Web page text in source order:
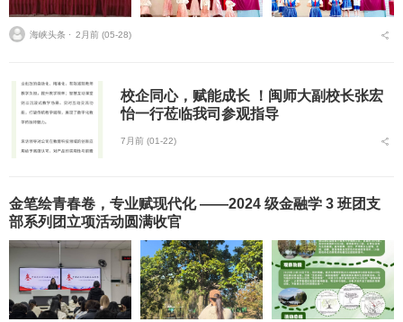
海峡头条 ⋅ 2月前 (05-28)
校企同心，赋能成长 ！闽师大副校长张宏
怡一行莅临我司参观指导
7月前 (01-22)
金笔绘青春卷，专业赋现代化 ——2024 级金融学 3 班团支
部系列团立项活动圆满收官